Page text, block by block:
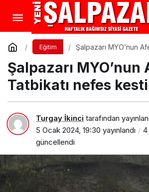
Eğitim
Şalpazarı MYO’nun
Şalpazarı MYO’nun
Tatbikatı nefes kesti
Turgay İkinci tarafından
5 Ocak 2024, 19:30 yayınlandı
4
güncellendi